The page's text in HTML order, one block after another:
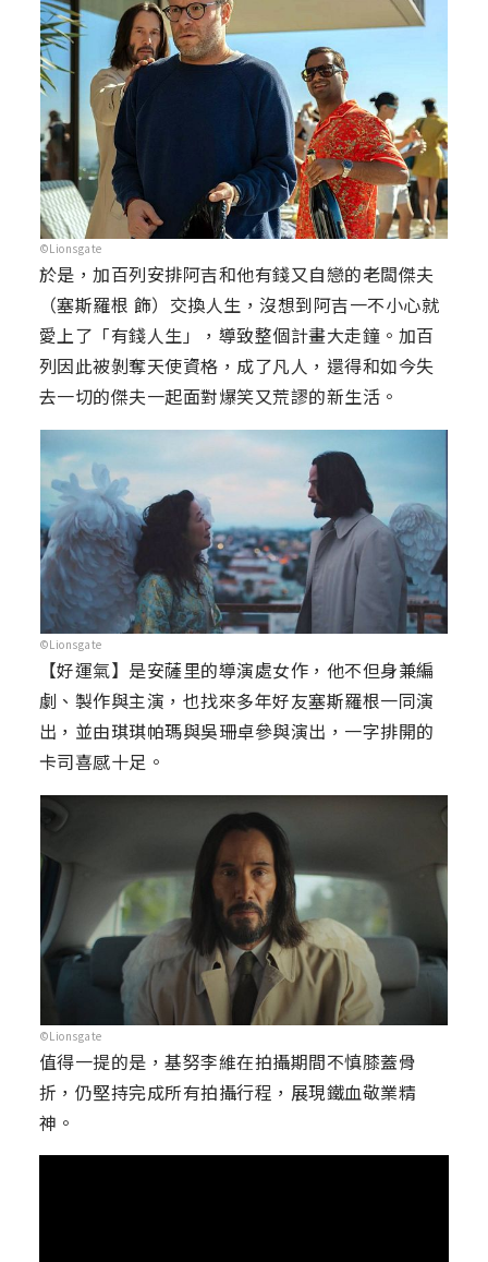
©Lionsgate
於是，加百列安排阿吉和他有錢又自戀的老闆傑夫
（塞斯羅根 飾）交換人生，沒想到阿吉一不小心就
愛上了「有錢人生」，導致整個計畫大走鐘。加百
列因此被剝奪天使資格，成了凡人，還得和如今失
去一切的傑夫一起面對爆笑又荒謬的新生活。
©Lionsgate
【好運氣】是安薩里的導演處女作，他不但身兼編
劇、製作與主演，也找來多年好友塞斯羅根一同演
出，並由琪琪帕瑪與吳珊卓參與演出，一字排開的
卡司喜感十足。
©Lionsgate
值得一提的是，基努李維在拍攝期間不慎膝蓋骨
折，仍堅持完成所有拍攝行程，展現鐵血敬業精
神。